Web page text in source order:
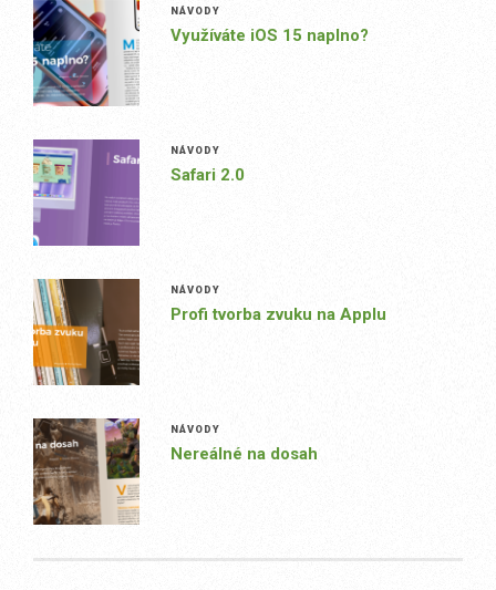
NÁVODY
Využíváte iOS 15 naplno?
NÁVODY
Safari 2.0
NÁVODY
Profi tvorba zvuku na Applu
NÁVODY
Nereálné na dosah